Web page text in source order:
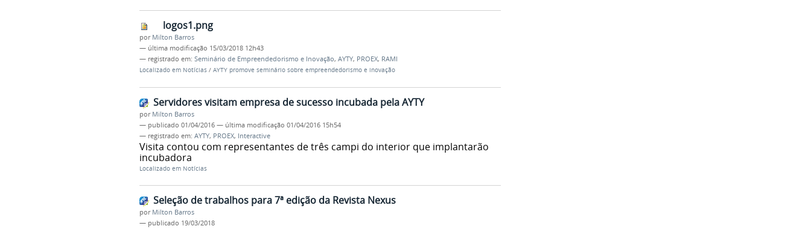
logos1.png
por Milton Barros
— última modificação 15/03/2018 12h43
— registrado em: Seminário de Empreendedorismo e Inovação, AYTY, PROEX, RAMI
Localizado em Notícias / AYTY promove seminário sobre empreendedorismo e inovação
Servidores visitam empresa de sucesso incubada pela AYTY
por Milton Barros
— publicado 01/04/2016 — última modificação 01/04/2016 15h54
— registrado em: AYTY, PROEX, Interactive
Visita contou com representantes de três campi do interior que implantarão
incubadora
Localizado em Notícias
Seleção de trabalhos para 7ª edição da Revista Nexus
por Milton Barros
— publicado 19/03/2018